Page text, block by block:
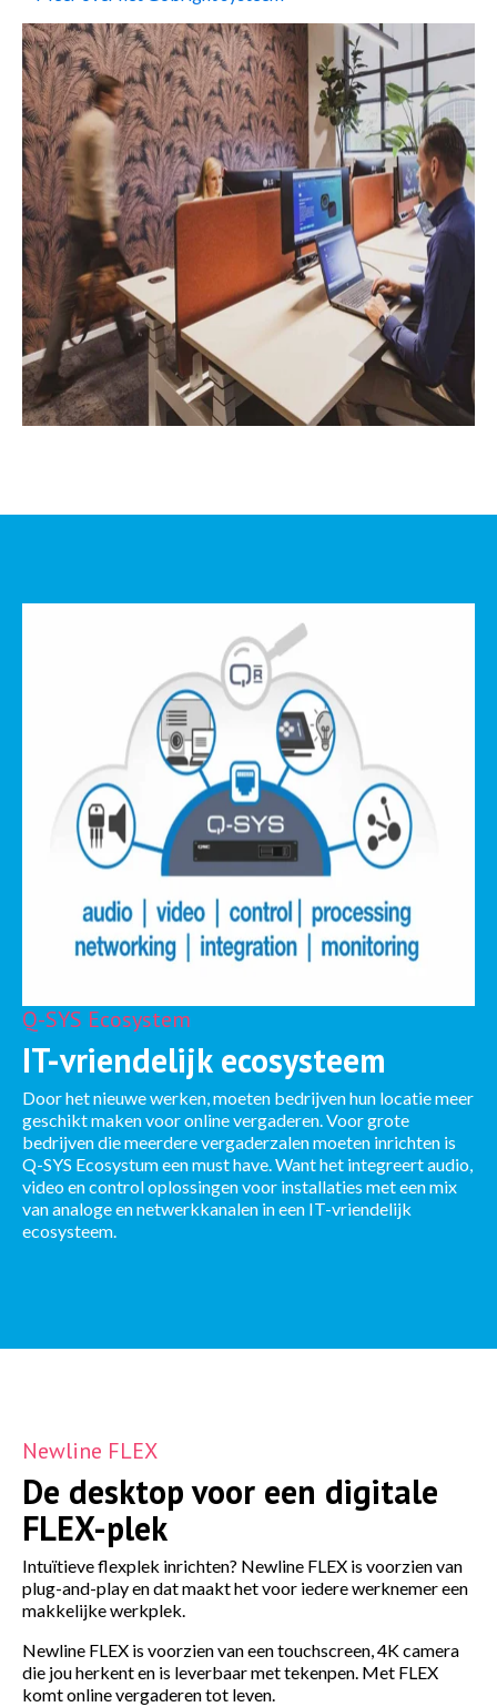
Q-SYS Ecosystem
IT-vriendelijk ecosysteem
Door het nieuwe werken, moeten bedrijven hun locatie meer
geschikt maken voor online vergaderen. Voor grote
bedrijven die meerdere vergaderzalen moeten inrichten is
Q-SYS Ecosystum een must have. Want het integreert audio,
video en control oplossingen voor installaties met een mix
van analoge en netwerkkanalen in een IT-vriendelijk
ecosysteem.
Newline FLEX
De desktop voor een digitale
FLEX-plek
Intuïtieve flexplek inrichten? Newline FLEX is voorzien van
plug-and-play en dat maakt het voor iedere werknemer een
makkelijke werkplek.
Newline FLEX is voorzien van een touchscreen, 4K camera
die jou herkent en is leverbaar met tekenpen. Met FLEX
komt online vergaderen tot leven.